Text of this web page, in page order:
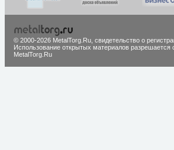
© 2000-2026 MetalTorg.Ru, cвидетельство о
Использование открытых материалов разрешается
MetalTorg.Ru